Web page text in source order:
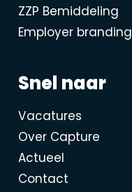
ZZP Bemiddeling
Employer branding
Snel naar
Vacatures
Over Capture
Actueel
Contact